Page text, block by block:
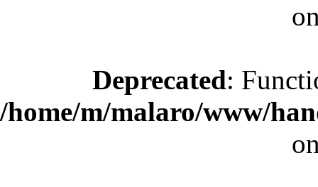
Deprecated:
/home/m/malaro/www/